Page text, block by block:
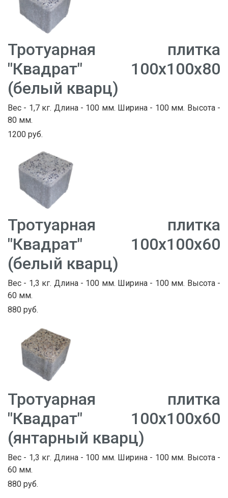
Тротуарная плитка
"Квадрат" 100х100х80
(белый кварц)
Вес - 1,7 кг. Длина - 100 мм. Ширина - 100 мм. Высота -
80 мм.
1200 руб.
Тротуарная плитка
"Квадрат" 100х100х60
(белый кварц)
Вес - 1,3 кг. Длина - 100 мм. Ширина - 100 мм. Высота -
60 мм.
880 руб.
Тротуарная плитка
"Квадрат" 100х100х60
(янтарный кварц)
Вес - 1,3 кг. Длина - 100 мм. Ширина - 100 мм. Высота -
60 мм.
880 руб.